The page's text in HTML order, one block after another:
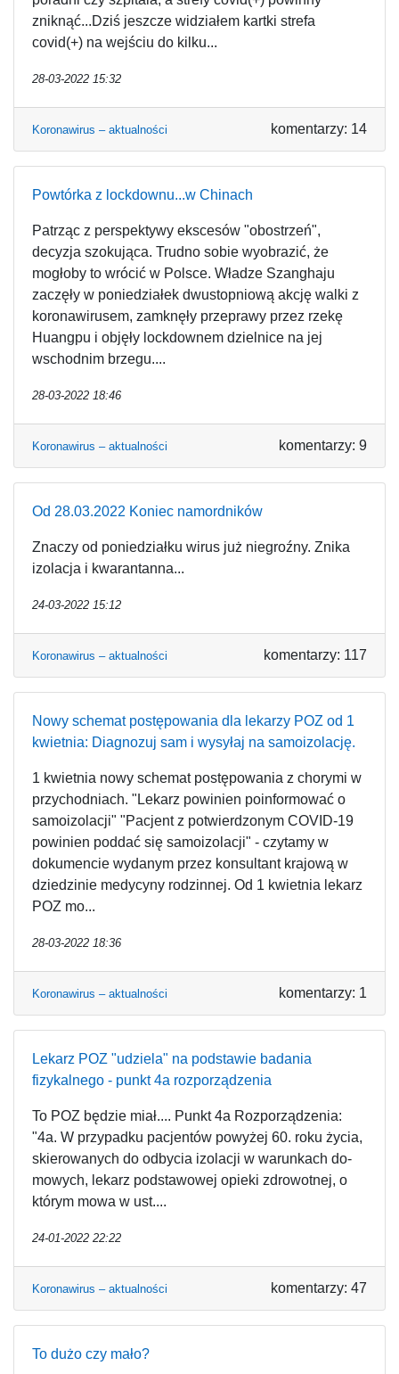
zniknąć...Dziś jeszcze widziałem kartki strefa
covid(+) na wejściu do kilku...
28-03-2022 15:32
Koronawirus – aktualności komentarzy: 14
Powtórka z lockdownu...w Chinach
Patrząc z perspektywy ekscesów "obostrzeń",
decyzja szokująca. Trudno sobie wyobrazić, że
mogłoby to wrócić w Polsce. Władze Szanghaju
zaczęły w poniedziałek dwustopniową akcję walki z
koronawirusem, zamknęły przeprawy przez rzekę
Huangpu i objęły lockdownem dzielnice na jej
wschodnim brzegu....
28-03-2022 18:46
Koronawirus – aktualności komentarzy: 9
Od 28.03.2022 Koniec namordników
Znaczy od poniedziałku wirus już niegroźny. Znika
izolacja i kwarantanna...
24-03-2022 15:12
Koronawirus – aktualności komentarzy: 117
Nowy schemat postępowania dla lekarzy POZ od 1
kwietnia: Diagnozuj sam i wysyłaj na samoizolację.
1 kwietnia nowy schemat postępowania z chorymi w
przychodniach. "Lekarz powinien poinformować o
samoizolacji" "Pacjent z potwierdzonym COVID-19
powinien poddać się samoizolacji" - czytamy w
dokumencie wydanym przez konsultant krajową w
dziedzinie medycyny rodzinnej. Od 1 kwietnia lekarz
POZ mo...
28-03-2022 18:36
Koronawirus – aktualności komentarzy: 1
Lekarz POZ "udziela" na podstawie badania
fizykalnego - punkt 4a rozporządzenia
To POZ będzie miał.... Punkt 4a Rozporządzenia:
"4a. W przypadku pacjentów powyżej 60. roku życia,
skierowanych do odbycia izolacji w warunkach do-
mowych, lekarz podstawowej opieki zdrowotnej, o
którym mowa w ust....
24-01-2022 22:22
Koronawirus – aktualności komentarzy: 47
To dużo czy mało?